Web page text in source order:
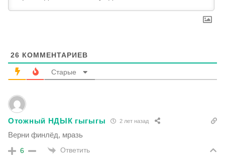
26 КОММЕНТАРИЕВ
Старые
Отожный НДЫК гыгыгы 2 лет назад
Верни финлёд, мразь
6 Ответить